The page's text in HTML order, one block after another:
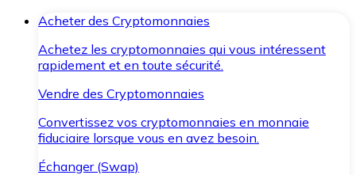
Acheter des Cryptomonnaies
Achetez les cryptomonnaies qui vous intéressent
rapidement et en toute sécurité.
Vendre des Cryptomonnaies
Convertissez vos cryptomonnaies en monnaie
fiduciaire lorsque vous en avez besoin.
Échanger (Swap)